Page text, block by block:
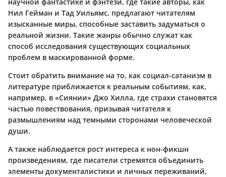
Нил Гейман и Тад Уильямс, предлагают читателям
изысканные миры, способные заставить задуматься о
реальной жизни. Такие жанры обычно служат как
способ исследования существующих социальных
проблем в маскированной форме.
Стоит обратить внимание на то, как социал-сатанизм в
литературе приближается к реальным событиям, как,
например, в «Сиянии» Джо Хилла, где страхи становятся
частью повествования, призывая читателя к
размышлениям над темными сторонами человеческой
души.
А также наблюдается рост интереса к нон-фикшн
произведениям, где писатели стремятся объединить
элементы документалистики и личных переживаний,